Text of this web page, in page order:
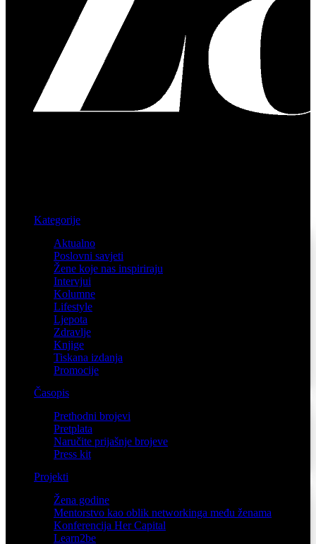
Kategorije
Aktualno
Poslovni savjeti
Žene koje nas inspiriraju
Intervjui
Kolumne
Lifestyle
Ljepota
Zdravlje
Knjige
Tiskana izdanja
Promocije
Časopis
Prethodni brojevi
Pretplata
Naručite prijašnje brojeve
Press kit
Projekti
Žena godine
Mentorstvo kao oblik networkinga među ženama
Konferencija Her Capital
Learn2be